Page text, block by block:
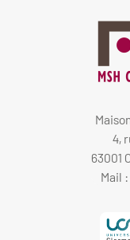
4,
63001
Mail :